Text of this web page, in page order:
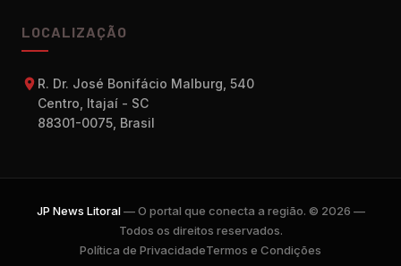
LOCALIZAÇÃO
R. Dr. José Bonifácio Malburg, 540
Centro, Itajaí - SC
88301-0075, Brasil
JP News Litoral— O portal que conecta a região. © 2026 —
Todos os direitos reservados.
Política de PrivacidadeTermos e Condições